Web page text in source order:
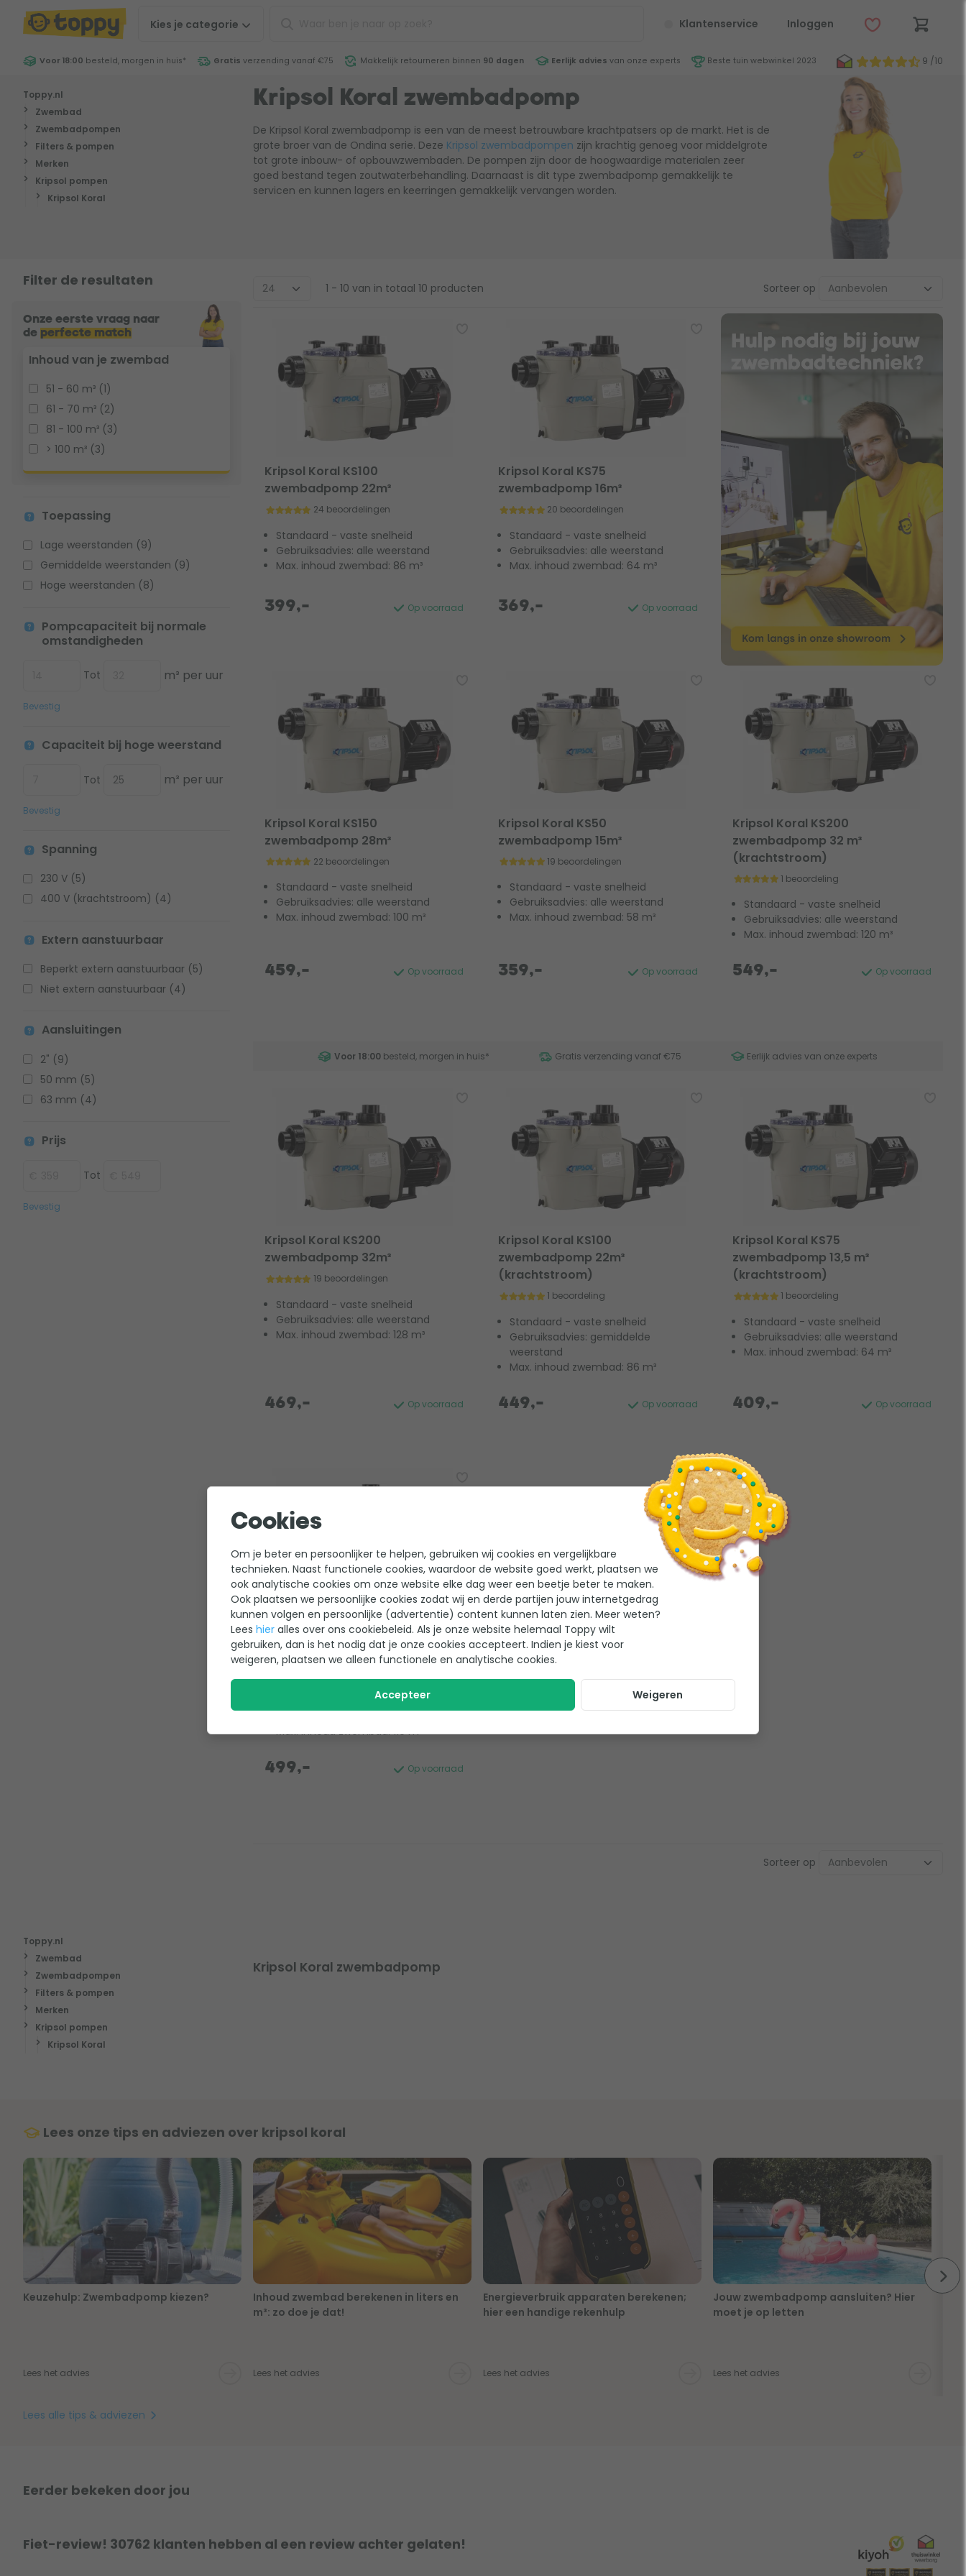
Kies je categorie Klantenservice Inloggen
Voor 18:00 besteld, morgen in huis* Gratis verzending vanaf €75 Makkelijk retourneren binnen 90 dagen Eerlijk advies van onze experts Beste tuin webwinkel 2023 9 /10
Toppy.nl
Zwembad
Zwembadpompen
Filters & pompen
Merken
Kripsol pompen
Kripsol Koral
Kripsol Koral zwembadpomp
De Kripsol Koral zwembadpomp is een van de meest betrouwbare krachtpatsers op de markt. Het is de
grote broer van de Ondina serie. Deze Kripsol zwembadpompen zijn krachtig genoeg voor middelgrote
tot grote inbouw- of opbouwzwembaden. De pompen zijn door de hoogwaardige materialen zeer
goed bestand tegen zoutwaterbehandling. Daarnaast is dit type zwembadpomp gemakkelijk te
servicen en kunnen lagers en keerringen gemakkelijk vervangen worden.
Filter de resultaten
Onze eerste vraag naar
de perfecte match
Inhoud van je zwembad
51 - 60 m³ (1)
61 - 70 m³ (2)
81 - 100 m³ (3)
> 100 m³ (3)
Toepassing
Lage weerstanden (9)
Gemiddelde weerstanden (9)
Hoge weerstanden (8)
Pompcapaciteit bij normale
omstandigheden
Tot m³ per uur
Bevestig
Capaciteit bij hoge weerstand
Tot m³ per uur
Bevestig
Spanning
230 V (5)
400 V (krachtstroom) (4)
Extern aanstuurbaar
Beperkt extern aanstuurbaar (5)
Niet extern aanstuurbaar (4)
Aansluitingen
2" (9)
50 mm (5)
63 mm (4)
Prijs
Tot
Bevestig
1 - 10 van in totaal 10 producten Sorteer op
Kripsol Koral KS100
zwembadpomp 22m³
24 beoordelingen
Standaard - vaste snelheid
Gebruiksadvies: alle weerstand
Max. inhoud zwembad: 86 m³
Op voorraad
399,-
Kripsol Koral KS75
zwembadpomp 16m³
20 beoordelingen
Standaard - vaste snelheid
Gebruiksadvies: alle weerstand
Max. inhoud zwembad: 64 m³
Op voorraad
369,-
Kripsol Koral KS150
zwembadpomp 28m³
22 beoordelingen
Standaard - vaste snelheid
Gebruiksadvies: alle weerstand
Max. inhoud zwembad: 100 m³
Op voorraad
459,-
Kripsol Koral KS50
zwembadpomp 15m³
19 beoordelingen
Standaard - vaste snelheid
Gebruiksadvies: alle weerstand
Max. inhoud zwembad: 58 m³
Op voorraad
359,-
Kripsol Koral KS200
zwembadpomp 32 m³
(krachtstroom)
1 beoordeling
Standaard - vaste snelheid
Gebruiksadvies: alle weerstand
Max. inhoud zwembad: 120 m³
Op voorraad
549,-
Voor 18:00 besteld, morgen in huis* Gratis verzending vanaf €75 Eerlijk advies van onze experts
Kripsol Koral KS200
zwembadpomp 32m³
19 beoordelingen
Standaard - vaste snelheid
Gebruiksadvies: alle weerstand
Max. inhoud zwembad: 128 m³
Op voorraad
469,-
Kripsol Koral KS100
zwembadpomp 22m³
(krachtstroom)
1 beoordeling
Standaard - vaste snelheid
Gebruiksadvies: gemiddelde
weerstand
Max. inhoud zwembad: 86 m³
Op voorraad
449,-
Kripsol Koral KS75
zwembadpomp 13,5 m³
(krachtstroom)
1 beoordeling
Standaard - vaste snelheid
Gebruiksadvies: alle weerstand
Max. inhoud zwembad: 64 m³
Op voorraad
409,-
Kripsol Koral KS150
zwembadpomp 28 m³
(krachtstroom)
Standaard - vaste snelheid
Max. inhoud zwembad: 110 m³
Op voorraad
499,-
Sorteer op
Toppy.nl
Zwembad
Zwembadpompen
Filters & pompen
Merken
Kripsol pompen
Kripsol Koral
Kripsol Koral zwembadpomp
Lees onze tips en adviezen over kripsol koral
Keuzehulp: Zwembadpomp kiezen?
Lees het advies
Inhoud zwembad berekenen in liters en
m³: zo doe je dat!
Lees het advies
Energieverbruik apparaten berekenen;
hier een handige rekenhulp
Lees het advies
Jouw zwembadpomp aansluiten? Hier
moet je op letten
Lees het advies
Lees alle tips & adviezen
Eerder bekeken door jou
Fiet-review! 30762 klanten hebben al een review achter gelaten!
Cookies
Om je beter en persoonlijker te helpen, gebruiken wij cookies en vergelijkbare
technieken. Naast functionele cookies, waardoor de website goed werkt, plaatsen we
ook analytische cookies om onze website elke dag weer een beetje beter te maken.
Ook plaatsen we persoonlijke cookies zodat wij en derde partijen jouw internetgedrag
kunnen volgen en persoonlijke (advertentie) content kunnen laten zien. Meer weten?
Lees hier alles over ons cookiebeleid. Als je onze website helemaal Toppy wilt
gebruiken, dan is het nodig dat je onze cookies accepteert. Indien je kiest voor
weigeren, plaatsen we alleen functionele en analytische cookies.
Accepteer Weigeren